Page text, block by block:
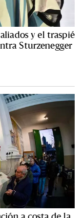
y el traspié
Sturzenegger